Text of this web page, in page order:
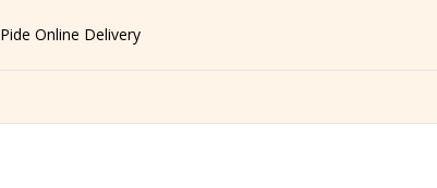
Pide Online Delivery